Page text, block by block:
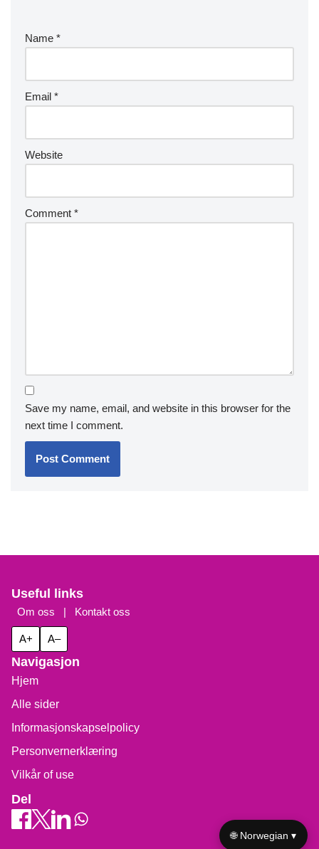
Name *
Email *
Website
Comment *
Save my name, email, and website in this browser for the
next time I comment.
Useful links
Om oss | Kontakt oss
A+ A–
Navigasjon
Hjem
Alle sider
Informasjonskapselpolicy
Personvernerklæring
Vilkår of use
Del
🌐 Norwegian ▾